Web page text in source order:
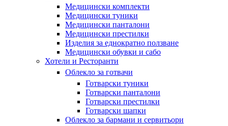
Медицински комплекти
Медицински туники
Медицински панталони
Медицински престилки
Изделия за еднократно ползване
Медицински обувки и сабо
Хотели и Ресторанти
Облекло за готвачи
Готварски туники
Готварски панталони
Готварски престилки
Готварски шапки
Облекло за бармани и сервитьори